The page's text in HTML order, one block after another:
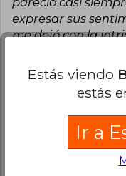
expresar sus
me dejó con la
Esta opinión
Melina Díaz
Compra Verificada
Es linda la historia
Estás viendo
estás
Ir a